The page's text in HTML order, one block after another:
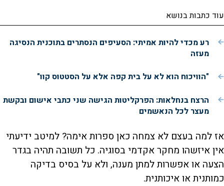
עוד כתבות בנושא
רע מכדי להיות אמיתי: הסעיפים הנסתרים בתוכנית הנסיגה
מעזה
"הוויכוח הוא לא על בית קפה אלא על הסטטוס קוו"
הרצח בנחלאות: הפרקליטות הגישה שני כתבי אישום ובקשת
מעצר לכל הנאשמים
אז למה בעצם לא צמחה כאן ספרות אימה? למיטב ידיעתי
אין איזשהו מחקר אקדמי בסוגיה. כל תשובה תהיה בגדר
הצעה או אפשרות למתן מענה, ולא על בסיס בדיקה
כמותנית או איכותנית.